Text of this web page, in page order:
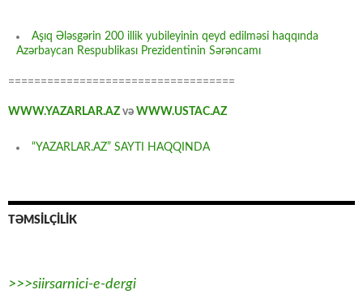
Aşıq Ələsgərin 200 illik yubileyinin qeyd edilməsi haqqında
Azərbaycan Respublikası Prezidentinin Sərəncamı
===================================
WWW.YAZARLAR.AZ və WWW.USTAC.AZ
“YAZARLAR.AZ” SAYTI HAQQINDA
TƏMSİLÇİLİK
>>>siirsarnici-e-dergi